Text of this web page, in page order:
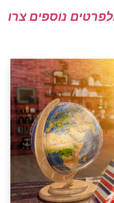
נוספים צרו